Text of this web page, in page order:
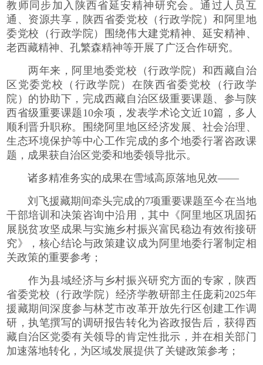
教师同步加入陕西省延安精神研究会。通过人员互
通、资源共享，陕西省委党校（行政学院）和阿里地
委党校（行政学院）围绕伟大建党精神、延安精神、
老西藏精神、孔繁森精神等开展了广泛合作研究。
两年来，阿里地委党校（行政学院）和西藏自治
区党委党校（行政学院）在陕西省委党校（行政学
院）的协助下，完成西藏自治区级重要课题、参与陕
西省级重要课题10余项，发表学术论文近10篇，多人
顺利晋升职称。围绕阿里地区经济发展、社会治理、
生态环境保护等中心工作完成的多个地委行署咨政课
题，成果获自治区党委和地委领导批示。
诸多精准务实的成果在雪域高原落地见效——
刘飞援藏期间牵头完成的7项重要课题至今在当地
干部培训和决策咨询中沿用，其中《阿里地区巩固拓
展脱贫攻坚成果与实施乡村振兴富民稳边有效衔接研
究》，核心结论与政策建议成为阿里地委行署制定相
关政策的重要参考；
作为县域经济与乡村振兴研究方面的专家，陕西
省委党校（行政学院）经济学教研部主任庞莉2025年
援藏期间深度参与林芝市改革开放先行区创建工作调
研，执笔撰写的调研报告转化为咨政报告后，获得西
藏自治区党委有关领导的肯定性批示，并在相关部门
加速落地转化，为区域发展提供了关键政策参考；